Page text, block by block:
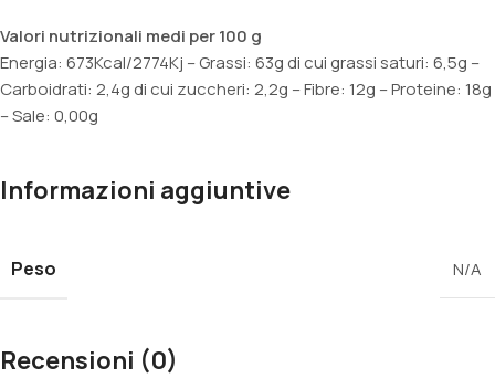
Valori nutrizionali medi per 100 g
Energia: 673Kcal/2774Kj – Grassi: 63g di cui grassi saturi: 6,5g –
Carboidrati: 2,4g di cui zuccheri: 2,2g – Fibre: 12g – Proteine: 18g
– Sale: 0,00g
Informazioni aggiuntive
Peso N/A
Recensioni (0)